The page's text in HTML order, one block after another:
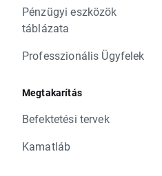
Pénzügyi eszközök
táblázata
Professzionális Ügyfelek
Megtakarítás
Befektetési tervek
Kamatláb